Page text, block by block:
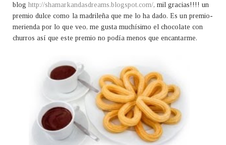
bloghttp://shamarkandasdreams.blogspot.com/, mil gracias!!!! un
premio dulce como la madrileña que me lo ha dado. Es un premio-
merienda por lo que veo, me gusta muchísimo el chocolate con
churros así que este premio no podía menos que encantarme.